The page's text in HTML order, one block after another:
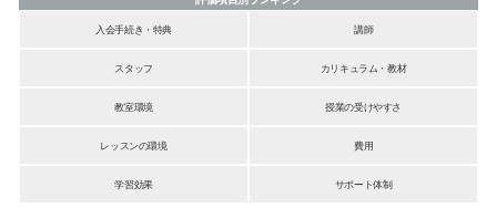
入会手続き・特典
講師
スタッフ カリキュラム・教材
教室環境 授業の受けやすさ
レッスンの環境 費用
学習効果 サポート体制